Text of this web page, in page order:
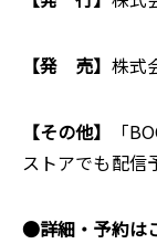
【発 売】 株式
【その他】
「
ストアでも配信
●詳細・予約は